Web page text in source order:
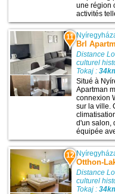
une région
activités
11
Brl
Distance
culturel
Tokaj :
Situé à
Apartman
connexion
sur la ville.
d'un salon,
équipée
12
Otthon-
Distance
culturel
Tokaj :